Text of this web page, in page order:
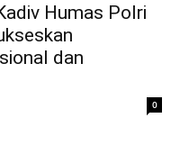
Humas Polri
dan
0